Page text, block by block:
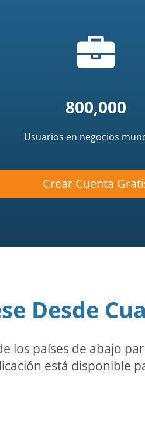
de
800,000
Usuarios en negocios
Crear Cuenta
Desde
los países de abajo
está disponible